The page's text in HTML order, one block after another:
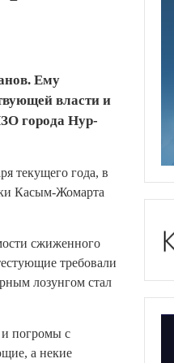
Ему
власти и
города Нур-
текущего года, в
Касым-Жомарта
сжиженного
требовали
лозунгом стал
и погромы с
а некие